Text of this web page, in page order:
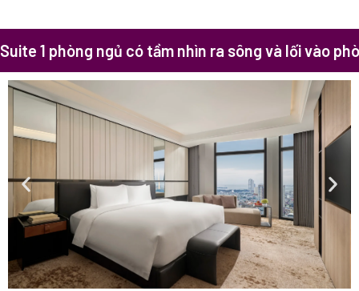
1 phòng ngủ có tầm nhìn ra sông và lối vào